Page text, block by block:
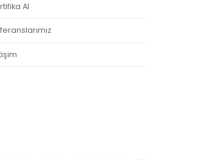
Al